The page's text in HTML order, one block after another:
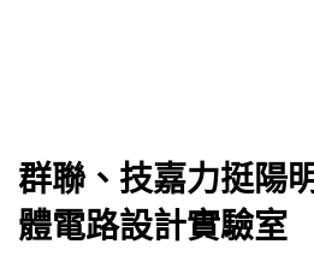
群聯、技嘉力挺陽
體電路設計實驗室